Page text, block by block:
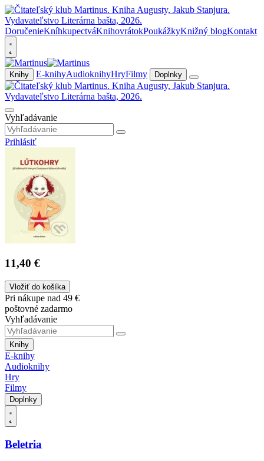
DoručenieKníhkupectváKnihovrátokPoukážkyKnižný blogKontakt
Knihy E-knihyAudioknihyHryFilmy Doplnky
Vyhľadávanie
Prihlásiť
11,40 €
Vložiť do košíka
Pri nákupe nad 49 €
poštovné zadarmo
Vyhľadávanie
Knihy
E-knihy
Audioknihy
Hry
Filmy
Doplnky
Beletria